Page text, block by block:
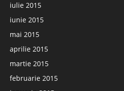
iulie 2015
iunie 2015
mai 2015
aprilie 2015
martie 2015
februarie 2015